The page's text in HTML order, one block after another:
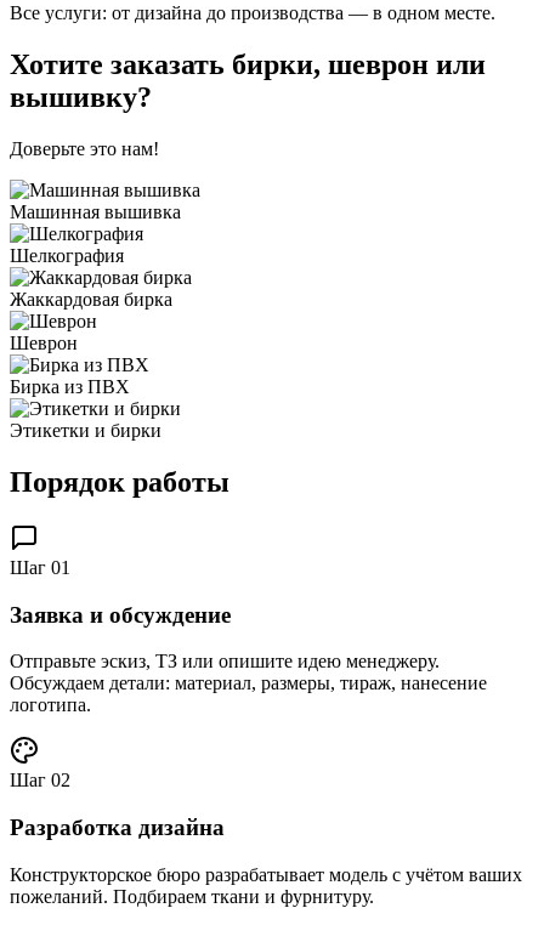
Все услуги: от дизайна до производства — в одном месте.
Хотите заказать бирки, шеврон или
вышивку?
Доверьте это нам!
Машинная вышивка
Шелкография
Жаккардовая бирка
Шеврон
Бирка из ПВХ
Этикетки и бирки
Порядок работы
Шаг 01
Заявка и обсуждение
Отправьте эскиз, ТЗ или опишите идею менеджеру.
Обсуждаем детали: материал, размеры, тираж, нанесение
логотипа.
Шаг 02
Разработка дизайна
Конструкторское бюро разрабатывает модель с учётом ваших
пожеланий. Подбираем ткани и фурнитуру.